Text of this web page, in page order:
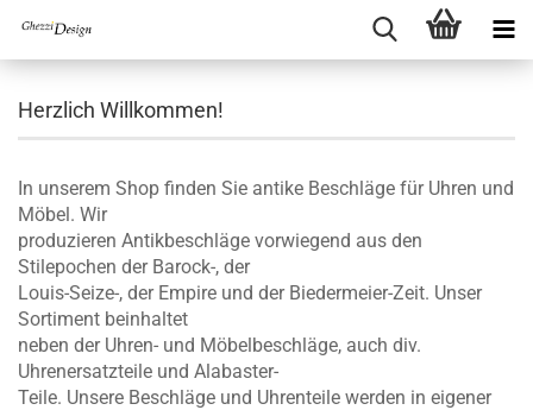
Herzlich Willkommen!
In unserem Shop finden Sie antike Beschläge für Uhren und
Möbel. Wir
produzieren Antikbeschläge vorwiegend aus den
Stilepochen der Barock-, der
Louis-Seize-, der Empire und der Biedermeier-Zeit. Unser
Sortiment beinhaltet
neben der Uhren- und Möbelbeschläge, auch div.
Uhrenersatzteile und Alabaster-
Teile. Unsere Beschläge und Uhrenteile werden in eigener